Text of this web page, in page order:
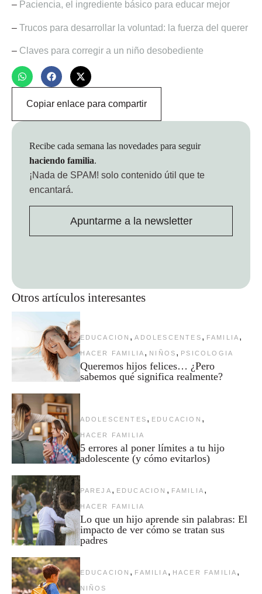
– Paciencia, el ingrediente básico para educar mejor
– Trucos para desarrollar la voluntad: la fuerza del querer
– Claves para corregir a un niño desobediente
Copiar enlace para compartir
Otros artículos interesantes
EDUCACION , ADOLESCENTES , FAMILIA ,
HACER FAMILIA , NIÑOS , PSICOLOGIA
Queremos hijos felices… ¿Pero
sabemos qué significa realmente?
ADOLESCENTES , EDUCACION ,
HACER FAMILIA
5 errores al poner límites a tu hijo
adolescente (y cómo evitarlos)
PAREJA , EDUCACION , FAMILIA ,
HACER FAMILIA
Lo que un hijo aprende sin palabras: El
impacto de ver cómo se tratan sus
padres
EDUCACION , FAMILIA , HACER FAMILIA ,
NIÑOS
Recibe cada semana las novedades para seguir
haciendo familia.
¡Nada de SPAM! solo contenido útil que te
encantará.
Apuntarme a la newsletter